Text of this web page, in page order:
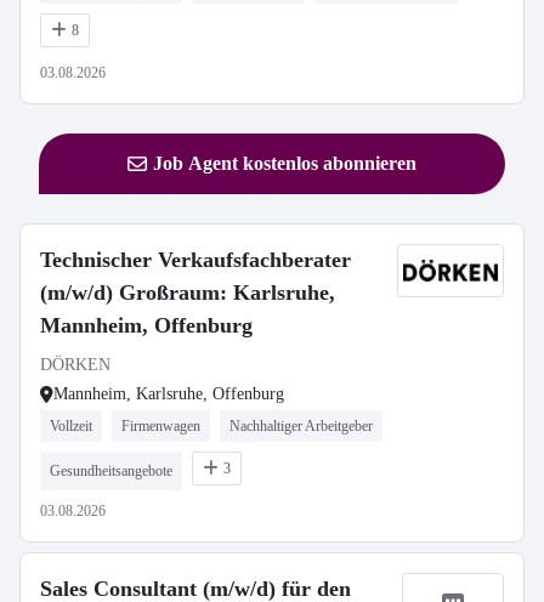
8
03.08.2026
Job Agent kostenlos abonnieren
Technischer Verkaufsfachberater
(m/w/d) Großraum: Karlsruhe,
Mannheim, Offenburg
DÖRKEN
Mannheim, Karlsruhe, Offenburg
Vollzeit Firmenwagen Nachhaltiger Arbeitgeber
Gesundheitsangebote 3
03.08.2026
Sales Consultant (m/w/d) für den